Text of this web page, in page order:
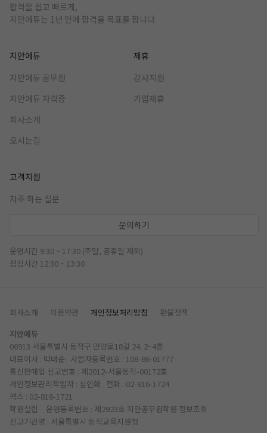
합격을 쉽고 빠르게,
지안에듀는 1년 안에 합격을 목표를 합니다.
지안에듀
지안에듀 공무원
지안에듀 자격증
회사소개
오시는길
제휴
강사지원
기업제휴
고객지원
자주 하는 질문
문의하기
운영시간 9:30 ~ 17:30 (주말, 공휴일 제외)
점심시간 12:30 ~ 13:30
회사소개 이용약관 개인정보처리방침
환불정책
지안에듀
06913 서울특별시 동작구 만양로18길 24. 2~4층
대표이사 : 박태순 사업자등록번호 : 108-86-01777
통신판매업 신고번호 : 제2012-서울동작-00172호
개인정보관리책임자 : 심인화 전화 : 02-816-1724
팩스 : 02-816-1721
학원설립 · 운영등록번호 : 제2923호 지안공무원학원 정보조회
신고기관명 : 서울특별시 동작교육지원청